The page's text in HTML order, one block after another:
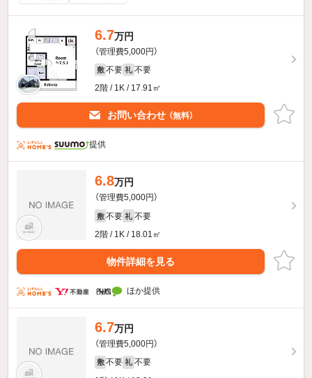
6.7万円
（管理費5,000円）
敷 不要 礼 不要
2階 / 1K / 17.91㎡
お問い合わせ （無料）
提供
6.8万円
（管理費5,000円）
敷 不要 礼 不要
2階 / 1K / 18.01㎡
物件詳細を見る
ほか提供
6.7万円
（管理費5,000円）
敷 不要 礼 不要